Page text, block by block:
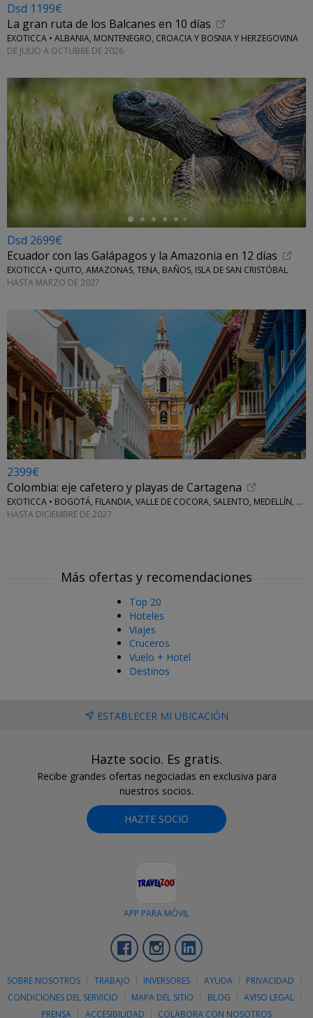
Dsd 1199€
La gran ruta de los Balcanes en 10 días
EXOTICCA • ALBANIA, MONTENEGRO, CROACIA Y BOSNIA Y HERZEGOVINA
DE JULIO A OCTUBRE DE 2026
←
Dsd 2699€
Ecuador con las Galápagos y la Amazonia en 12 días
EXOTICCA • QUITO, AMAZONAS, TENA, BAÑOS, ISLA DE SAN CRISTÓBAL
HASTA MARZO DE 2027
2399€
Colombia: eje cafetero y playas de Cartagena
EXOTICCA • BOGOTÁ, FILANDIA, VALLE DE COCORA, SALENTO, MEDELLÍN, CARTAGENA DE INDIAS E ISLAS DEL ROSARIO
HASTA DICIEMBRE DE 2027
Más ofertas y recomendaciones
Top 20
Hoteles
Viajes
Cruceros
Vuelo + Hotel
Destinos
ESTABLECER MI UBICACIÓN
Hazte socio. Es gratis.
Recibe grandes ofertas negociadas en exclusiva para
nuestros socios.
HAZTE SOCIO
APP PARA MÓVIL
FacebookInstagram
SOBRE NOSOTROS TRABAJO INVERSORES AYUDA
PRIVACIDAD
CONDICIONES DEL SERVICIO
MAPA DEL SITIO BLOG
AVISO LEGAL
PRENSA
ACCESIBILIDAD COLABORA CON NOSOTROS